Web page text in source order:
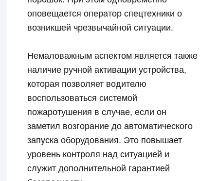
минимизируя риски травм.
Автоматизация процесса
реагирования на возможные
возгорания. Классические устройства
ликвидации возгораний, требующие
участия человека, зависят от
оперативности его действий, что
реакции на пожар. В случае
использования автоматических
систем пожаротушения, ликвидация
возгораний происходит на более
оперативном уровне.